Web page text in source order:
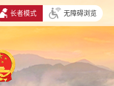
长者模式 无障碍浏览